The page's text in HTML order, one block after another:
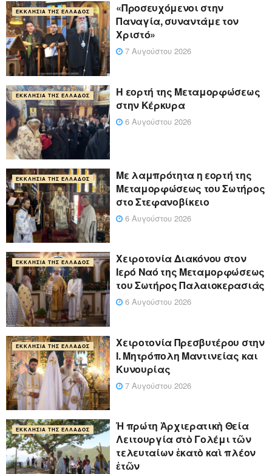
ΕΚΚΛΗΣΊΑ ΤΗΣ ΕΛΛΆΔΟΣ
«Προσευχόμενοι στην
Παναγία, συναντάμε τον
Χριστό»
7 Αυγούστου 2026
ΕΚΚΛΗΣΊΑ ΤΗΣ ΕΛΛΆΔΟΣ
Η εορτή της Μεταμορφώσεως
στην Κέρκυρα
6 Αυγούστου 2026
ΕΚΚΛΗΣΊΑ ΤΗΣ ΕΛΛΆΔΟΣ
Με λαμπρότητα η εορτή της
Μεταμορφώσεως του Σωτήρος
στο Στεφανοβίκειο
6 Αυγούστου 2026
ΕΚΚΛΗΣΊΑ ΤΗΣ ΕΛΛΆΔΟΣ
Χειροτονία Διακόνου στον
Ιερό Ναό της Μεταμορφώσεως
του Σωτήρος Παλαιοκερασιάς
6 Αυγούστου 2026
ΕΚΚΛΗΣΊΑ ΤΗΣ ΕΛΛΆΔΟΣ
Xειροτονία Πρεσβυτέρου στην
Ι. Μητρόπολη Μαντινείας και
Κυνουρίας
7 Αυγούστου 2026
ΕΚΚΛΗΣΊΑ ΤΗΣ ΕΛΛΆΔΟΣ
Ἡ πρώτη Ἀρχιερατικὴ Θεία
Λειτουργία στὸ Γολέμι τῶν
τελευταίων ἑκατὸ καὶ πλέον
ἐτῶν